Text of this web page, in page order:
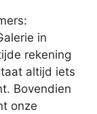
in
rekening
altijd iets
Bovendien
onze